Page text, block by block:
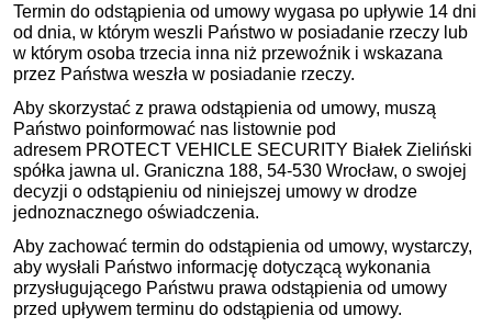
Termin do odstąpienia od umowy wygasa po upływie 14 dni
od dnia, w którym weszli Państwo w posiadanie rzeczy lub
w którym osoba trzecia inna niż przewoźnik i wskazana
przez Państwa weszła w posiadanie rzeczy.
Aby skorzystać z prawa odstąpienia od umowy, muszą
Państwo poinformować nas listownie pod
adresem PROTECT VEHICLE SECURITY Białek Zieliński
spółka jawna ul. Graniczna 188, 54-530 Wrocław, o swojej
decyzji o odstąpieniu od niniejszej umowy w drodze
jednoznacznego oświadczenia.
Aby zachować termin do odstąpienia od umowy, wystarczy,
aby wysłali Państwo informację dotyczącą wykonania
przysługującego Państwu prawa odstąpienia od umowy
przed upływem terminu do odstąpienia od umowy.